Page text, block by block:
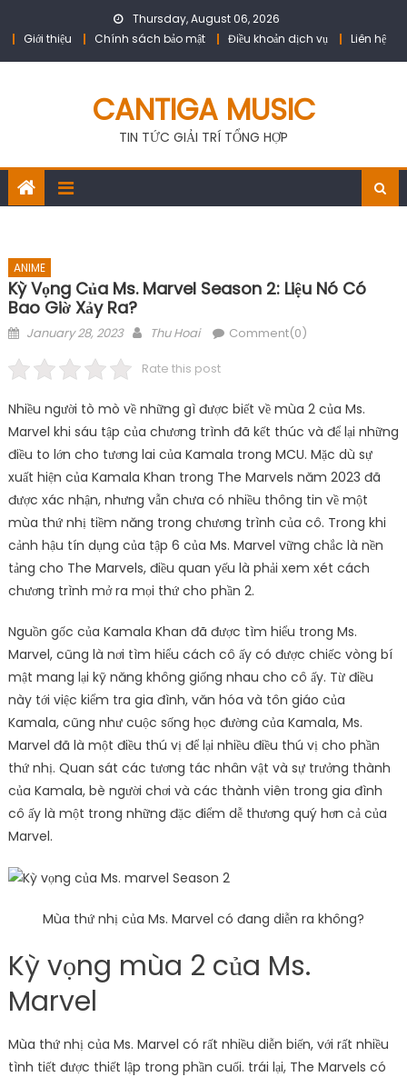
Thursday, August 06, 2026
Giới thiệu
Chính sách bảo mật Điều khoản dịch vụ Liên hệ
CANTIGA MUSIC
TIN TỨC GIẢI TRÍ TỔNG HỢP
ANIME
Kỳ Vọng Của Ms. Marvel Season 2: Liệu Nó Có
Bao Giờ Xảy Ra?
Posted
January 28, 2023 Author
Thu Hoai Comment(0)
Rate this post
Nhiều người tò mò về những gì được biết về mùa 2 của Ms.
Marvel khi sáu tập của chương trình đã kết thúc và để lại những
điều to lớn cho tương lai của Kamala trong MCU. Mặc dù sự
xuất hiện của Kamala Khan trong The Marvels năm 2023 đã
được xác nhận, nhưng vẫn chưa có nhiều thông tin về một
mùa thứ nhị tiềm năng trong chương trình của cô. Trong khi
cảnh hậu tín dụng của tập 6 của Ms. Marvel vững chắc là nền
tảng cho The Marvels, điều quan yếu là phải xem xét cách
chương trình mở ra mọi thứ cho phần 2.
Nguồn gốc của Kamala Khan đã được tìm hiểu trong Ms.
Marvel, cũng là nơi tìm hiểu cách cô ấy có được chiếc vòng bí
mật mang lại kỹ năng không giống nhau cho cô ấy. Từ điều
này tới việc kiểm tra gia đình, văn hóa và tôn giáo của
Kamala, cũng như cuộc sống học đường của Kamala, Ms.
Marvel đã là một điều thú vị để lại nhiều điều thú vị cho phần
thứ nhị. Quan sát các tương tác nhân vật và sự trưởng thành
của Kamala, bè người chơi và các thành viên trong gia đình
cô ấy là một trong những đặc điểm dễ thương quý hơn cả của
Marvel.
Mùa thứ nhị của Ms. Marvel có đang diễn ra không?
Kỳ vọng mùa 2 của Ms.
Marvel
Mùa thứ nhị của Ms. Marvel có rất nhiều diễn biến, với rất nhiều
tình tiết được thiết lập trong phần cuối. trái lại, The Marvels có